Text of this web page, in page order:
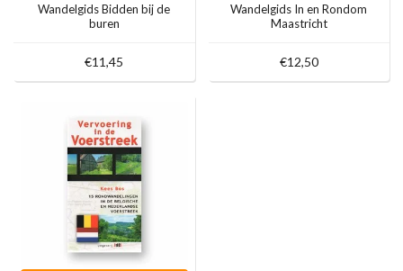
Wandelgids Bidden bij de
buren
€11,45
Wandelgids In en Rondom
Maastricht
€12,50